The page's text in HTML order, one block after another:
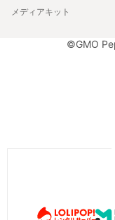
メディアキット
©GMO